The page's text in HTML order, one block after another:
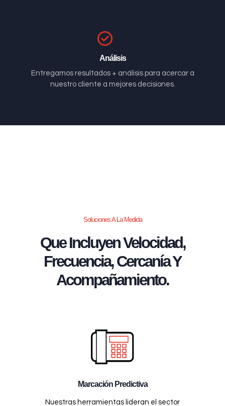
Análisis
Entregamos resultados + análisis para acercar a
nuestro cliente a mejores decisiones.
Soluciones A La Medida
Que Incluyen Velocidad,
Frecuencia, Cercanía Y
Acompañamiento.
Marcación Predictiva
Nuestras herramientas lideran el sector